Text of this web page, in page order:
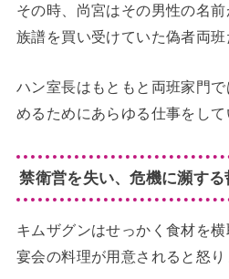
その時、尚宮はその男性の名前
族譜を買い受けていた偽者両班
ハン室長はもともと両班家門
めるためにあらゆる仕事をして
禁衛営を失い、危機に瀕する
キムザグンはせっかく食材を横
宴会の料理が用意されると怒り